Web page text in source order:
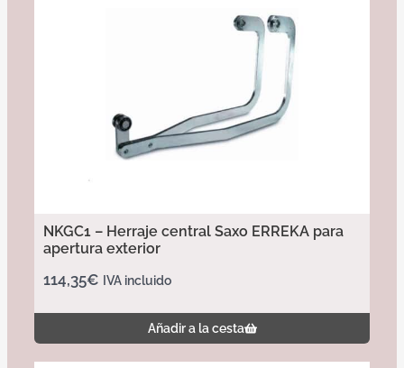
NKGC1 – Herraje central Saxo ERREKA para
apertura exterior
114,35€ IVA incluido
Añadir a la cesta